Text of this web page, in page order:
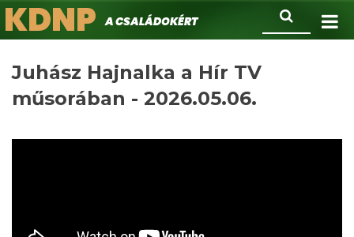
Ugrás
a
Keresés
KDNPA családokért.
Juhász Hajnalka a Hír TV
műsorában - 2026.05.06.